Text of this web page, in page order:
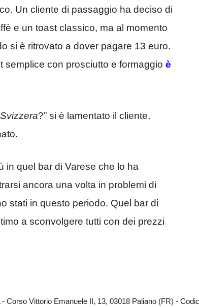
Un cliente di passaggio ha deciso di
e un toast classico, ma al momento
si è ritrovato a dover pagare 13 euro.
semplice con prosciutto e formaggio è
?” si è lamentato il cliente,
in quel bar di Varese che lo ha
ancora una volta in problemi di
stati in questo periodo. Quel bar di
a sconvolgere tutti con dei prezzi
Corso Vittorio Emanuele II, 13, 03018 Paliano (FR) -